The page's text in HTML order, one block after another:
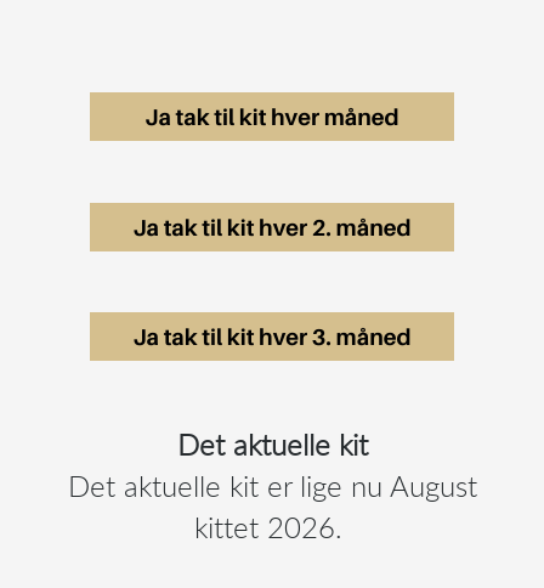
Det aktuelle kit
Det aktuelle kit er lige nu August
kittet 2026.